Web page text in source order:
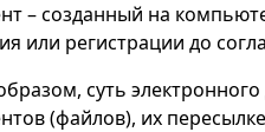
– созданный на
или регистрации до
суть
(файлов), их